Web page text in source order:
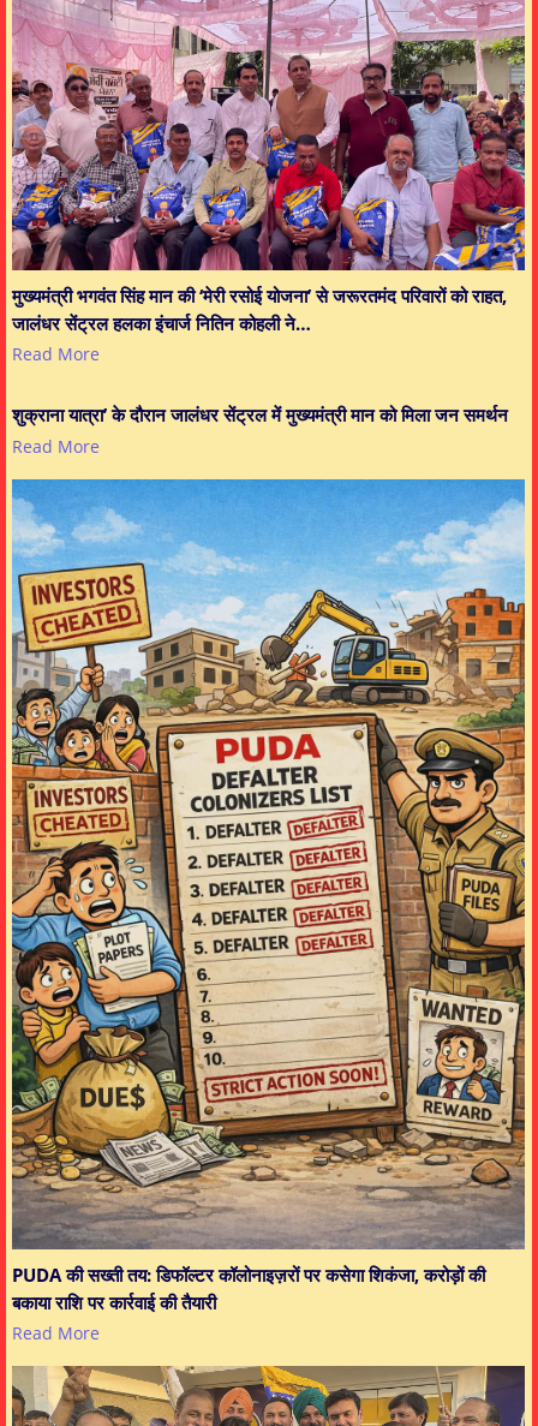
मुख्यमंत्री भगवंत सिंह मान की ‘मेरी रसोई योजना’ से जरूरतमंद परिवारों को राहत,
जालंधर सेंट्रल हलका इंचार्ज नितिन कोहली ने…
Read More
शुक्राना यात्रा’ के दौरान जालंधर सेंट्रल में मुख्यमंत्री मान को मिला जन समर्थन
Read More
PUDA की सख्ती तय: डिफॉल्टर कॉलोनाइज़रों पर कसेगा शिकंजा, करोड़ों की
बकाया राशि पर कार्रवाई की तैयारी
Read More